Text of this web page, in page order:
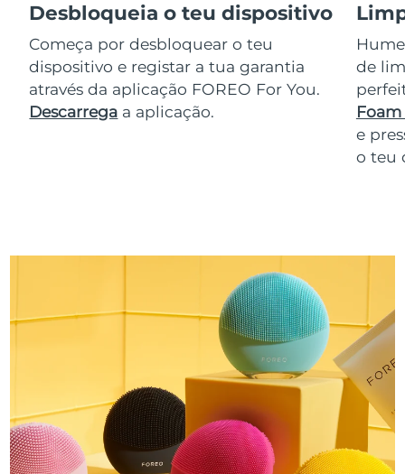
Desbloqueia o teu dispositivo
Começa por desbloquear o teu
dispositivo e registar a tua garantia
através da aplicação FOREO For You.
Descarrega a aplicação.
de
Foam
e
o teu